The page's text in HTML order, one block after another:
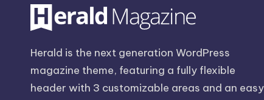
Herald is the next generation WordPress
magazine theme, featuring a fully flexible
header with 3 customizable areas and an